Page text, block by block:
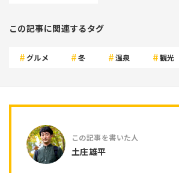
この記事に関連するタグ
グルメ 冬 温泉 観光
土庄雄平